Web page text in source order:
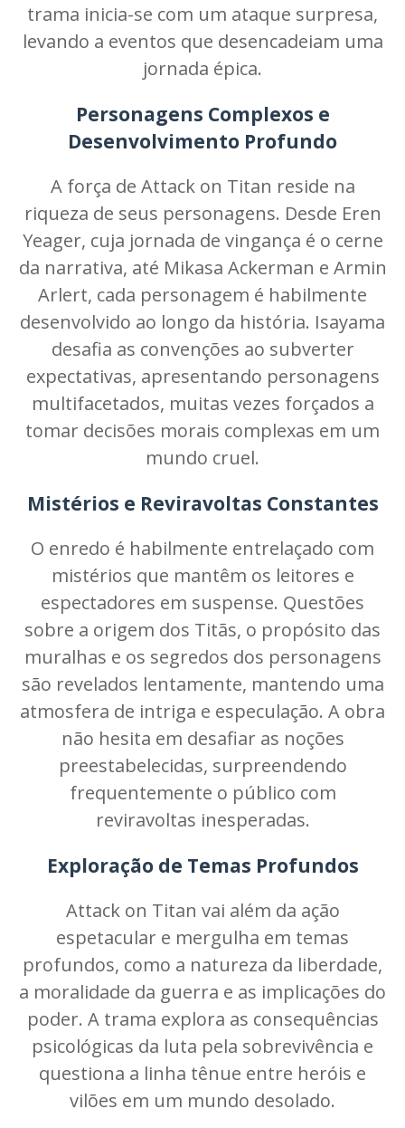
trama inicia-se com um ataque surpresa,
levando a eventos que desencadeiam uma
jornada épica.
Personagens Complexos e
Desenvolvimento Profundo
A força de Attack on Titan reside na
riqueza de seus personagens. Desde Eren
Yeager, cuja jornada de vingança é o cerne
da narrativa, até Mikasa Ackerman e Armin
Arlert, cada personagem é habilmente
desenvolvido ao longo da história. Isayama
desafia as convenções ao subverter
expectativas, apresentando personagens
multifacetados, muitas vezes forçados a
tomar decisões morais complexas em um
mundo cruel.
Mistérios e Reviravoltas Constantes
O enredo é habilmente entrelaçado com
mistérios que mantêm os leitores e
espectadores em suspense. Questões
sobre a origem dos Titãs, o propósito das
muralhas e os segredos dos personagens
são revelados lentamente, mantendo uma
atmosfera de intriga e especulação. A obra
não hesita em desafiar as noções
preestabelecidas, surpreendendo
frequentemente o público com
reviravoltas inesperadas.
Exploração de Temas Profundos
Attack on Titan vai além da ação
espetacular e mergulha em temas
profundos, como a natureza da liberdade,
a moralidade da guerra e as implicações do
poder. A trama explora as consequências
psicológicas da luta pela sobrevivência e
questiona a linha tênue entre heróis e
vilões em um mundo desolado.